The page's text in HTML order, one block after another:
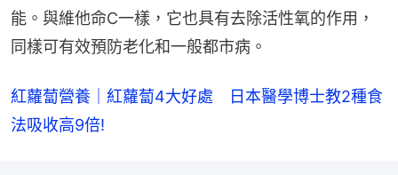
能。與維他命C一樣，它也具有去除活性氧的作用，
同樣可有效預防老化和一般都市病。
紅蘿蔔營養｜紅蘿蔔4大好處　日本醫學博士教2種食
法吸收高9倍!